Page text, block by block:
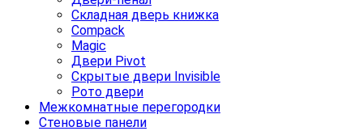
Складная дверь книжка
Compack
Magic
Двери Pivot
Скрытые двери Invisible
Рото двери
Межкомнатные перегородки
Стеновые панели